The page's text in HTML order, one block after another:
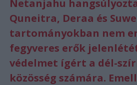
Netanjahu
Quneitra, Deraa és
tartományokban nem
fegyveres erők
védelmet ígért a dél-
közösség számára.